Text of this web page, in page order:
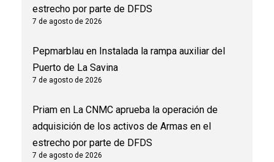
estrecho por parte de DFDS
7 de agosto de 2026
Pepmarblau en Instalada la rampa auxiliar del
Puerto de La Savina
7 de agosto de 2026
Priam en La CNMC aprueba la operación de
adquisición de los activos de Armas en el
estrecho por parte de DFDS
7 de agosto de 2026